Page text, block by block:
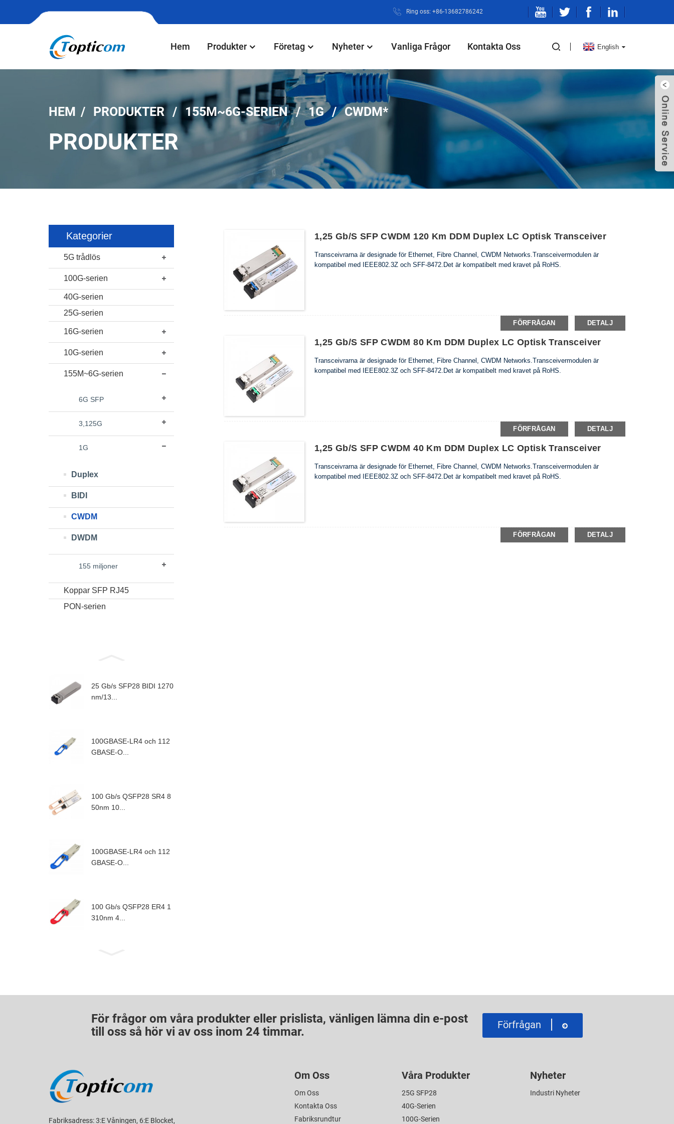
Ring oss: +86-13682786242
Hem Produkter Företag Nyheter Vanliga Frågor Kontakta Oss English
HEM PRODUKTER 155M~6G-SERIEN 1G CWDM*
PRODUKTER
Kategorier
5G trådlös
100G-serien
40G-serien
25G-serien
16G-serien
10G-serien
155M~6G-serien
6G SFP
3,125G
1G
Duplex
BIDI
CWDM
DWDM
155 miljoner
Koppar SFP RJ45
PON-serien
25 Gb/s SFP28 BIDI 1270
nm/13...
100GBASE-LR4 och 112
GBASE-O...
100 Gb/s QSFP28 SR4 8
50nm 10...
100GBASE-LR4 och 112
GBASE-O...
100 Gb/s QSFP28 ER4 1
310nm 4...
1,25 Gb/s SFP CWDM 120 Km DDM Duplex LC Optisk Transceiver
Transceivrarna är designade för Ethernet, Fibre Channel, CWDM Networks.Transceivermodulen är
kompatibel med IEEE802.3Z och SFF-8472.Det är kompatibelt med kravet på RoHS.
FÖRFRÅGAN DETALJ
1,25 Gb/s SFP CWDM 80 Km DDM Duplex LC Optisk Transceiver
Transceivrarna är designade för Ethernet, Fibre Channel, CWDM Networks.Transceivermodulen är
kompatibel med IEEE802.3Z och SFF-8472.Det är kompatibelt med kravet på RoHS.
FÖRFRÅGAN DETALJ
1,25 Gb/s SFP CWDM 40 Km DDM Duplex LC Optisk Transceiver
Transceivrarna är designade för Ethernet, Fibre Channel, CWDM Networks.Transceivermodulen är
kompatibel med IEEE802.3Z och SFF-8472.Det är kompatibelt med kravet på RoHS.
FÖRFRÅGAN DETALJ
För frågor om våra produkter eller prislista, vänligen lämna din e-post
till oss så hör vi av oss inom 24 timmar.
Förfrågan
Fabriksadress: 3:e Våningen, 6:e Blocket,
Om Oss
Om Oss
Kontakta Oss
Fabriksrundtur
Våra Produkter
25G SFP28
40G-Serien
100G-Serien
Nyheter
Industri Nyheter